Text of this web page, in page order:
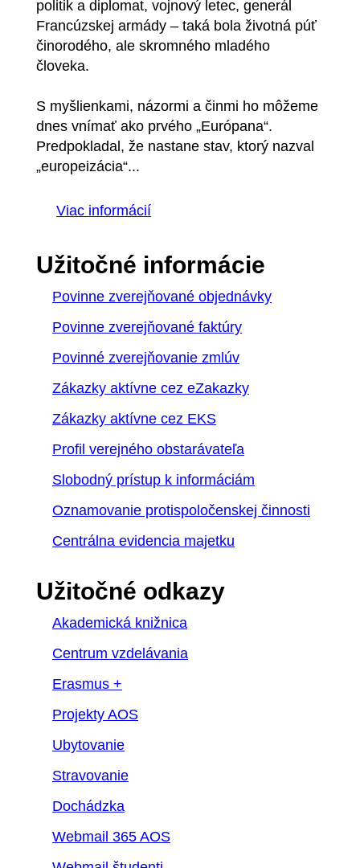
politik a diplomat, vojnový letec, generál
Francúzskej armády – taká bola životná púť
činorodého, ale skromného mladého
človeka.
S myšlienkami, názormi a činmi ho môžeme
dnes vnímať ako prvého „Európana“.
Predpokladal, že nastane stav, ktorý nazval
„europeizácia“...
Viac informácií
Užitočné informácie
Povinne zverejňované objednávky
Povinne zverejňované faktúry
Povinné zverejňovanie zmlúv
Zákazky aktívne cez eZakazky
Zákazky aktívne cez EKS
Profil verejného obstarávateľa
Slobodný prístup k informáciám
Oznamovanie protispoločenskej činnosti
Centrálna evidencia majetku
Užitočné odkazy
Akademická knižnica
Centrum vzdelávania
Erasmus +
Projekty AOS
Ubytovanie
Stravovanie
Dochádzka
Webmail 365 AOS